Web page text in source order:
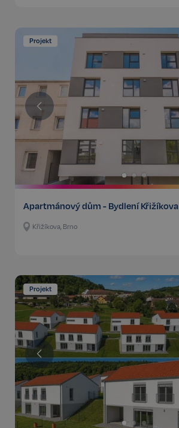
Projekt
Apartmánový dům - Bydlení Křižíkova
Křižíkova, Brno
Projekt